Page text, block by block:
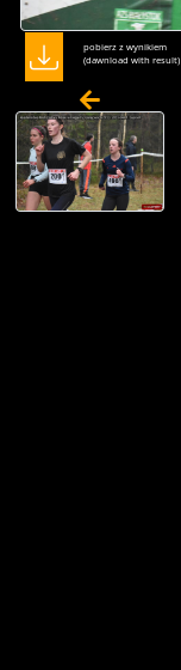
pobierz z wynikiem
(dawnload with result)